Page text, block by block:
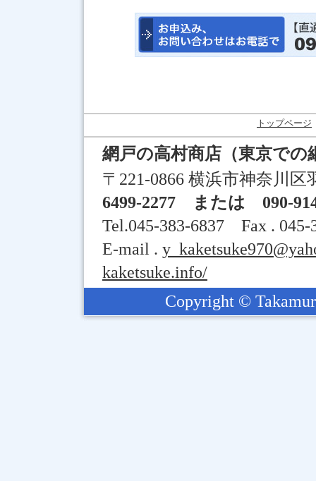
トップページ
網戸の高村商店（東京での
〒221-0866 横浜市神奈川
6499-2277 または 090-
Tel.045-383-6837 Fax . 045-
E-mail .
kaketsuke.info/
Copyright ©